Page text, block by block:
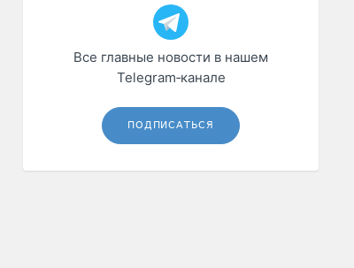
Все главные новости в нашем
Telegram‑канале
ПОДПИСАТЬСЯ